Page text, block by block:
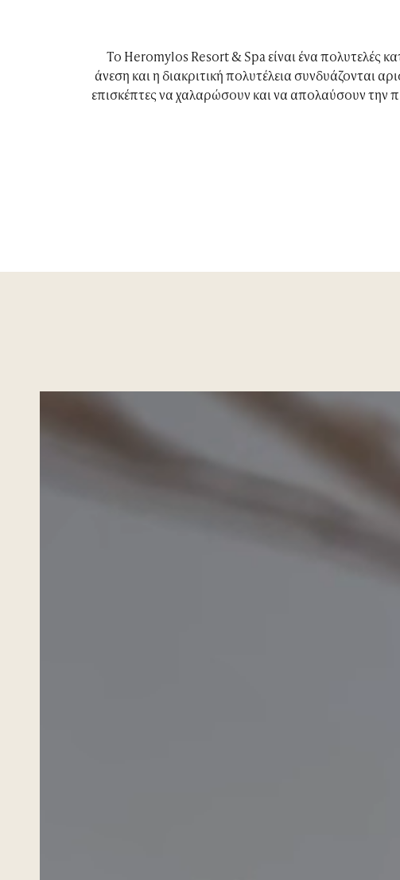
Το Heromylos Resort & Spa είναι ένα πολυτελές
άνεση και η διακριτική πολυτέλεια συνδυάζονται
επισκέπτες να χαλαρώσουν και να απολαύσουν την